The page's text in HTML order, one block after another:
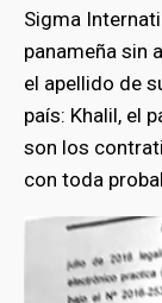
Sigma
panameña sin
el apellido de
país: Khalil, el
son los
con toda